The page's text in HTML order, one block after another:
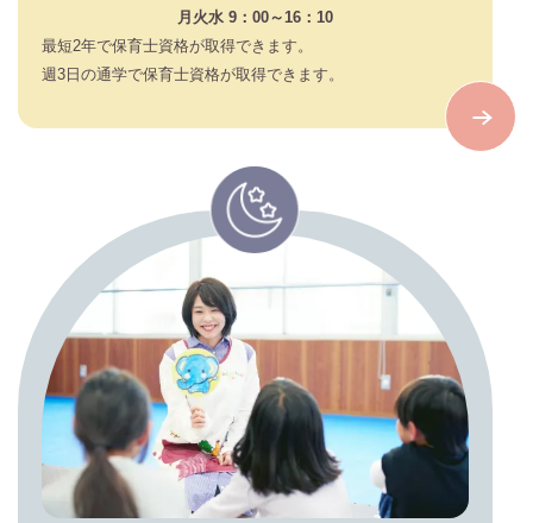
月火水 9：00～16：10
最短2年で保育士資格が取得できます。
週3日の通学で保育士資格が取得できます。